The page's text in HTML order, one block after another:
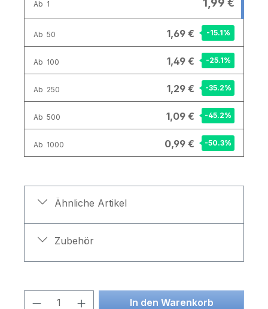
Ab 1 1,99 €
Ab 50 1,69 € -15.1%
Ab 100 1,49 € -25.1%
Ab 250 1,29 € -35.2%
Ab 500 1,09 € -45.2%
Ab 1000 0,99 € -50.3%
Ähnliche Artikel
Zubehör
Produkt Anzahl: Gib den
In den Warenkorb